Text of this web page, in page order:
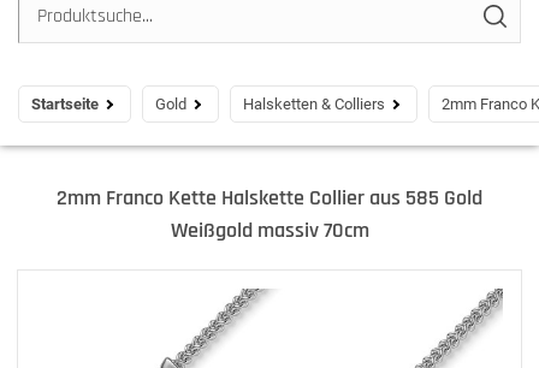
Startseite Gold Halsketten & Colliers 2mm Franco
2mm Franco Kette Halskette Collier aus 585 Gold
Weißgold massiv 70cm